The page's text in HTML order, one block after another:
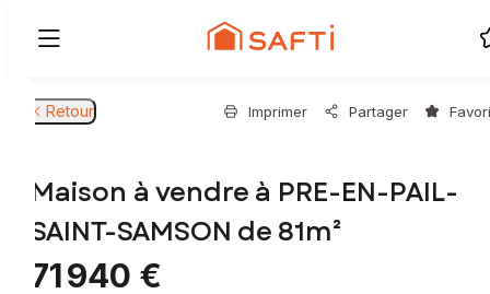
Retour Imprimer Partager
Maison à vendre à PRE-EN-PAIL-
SAINT-SAMSON de 81m²
71 940 €